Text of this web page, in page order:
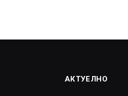
АКТУЕЛНО